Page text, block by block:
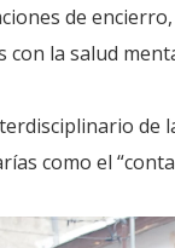
de
la salud
de
como el